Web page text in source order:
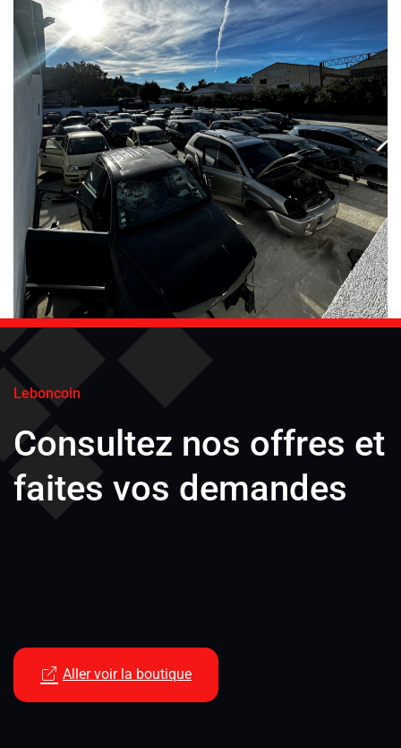
Leboncoin
Consultez nos offres et
faites vos demandes
Aller voir la boutique